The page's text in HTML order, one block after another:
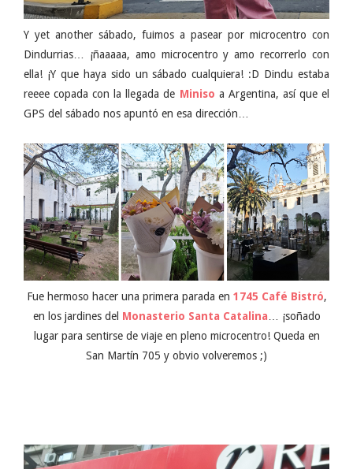
Y yet another sábado, fuimos a pasear por microcentro con
Dindurrias… ¡ñaaaaa, amo microcentro y amo recorrerlo con
ella! ¡Y que haya sido un sábado cualquiera! :D Dindu estaba
reeee copada con la llegada de Miniso a Argentina, así que el
GPS del sábado nos apuntó en esa dirección…
Fue hermoso hacer una primera parada en 1745 Café Bistró,
en los jardines del Monasterio Santa Catalina… ¡soñado
lugar para sentirse de viaje en pleno microcentro! Queda en
San Martín 705 y obvio volveremos ;)